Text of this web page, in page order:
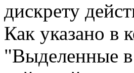
дискрету
Как указано в
"Выделенные